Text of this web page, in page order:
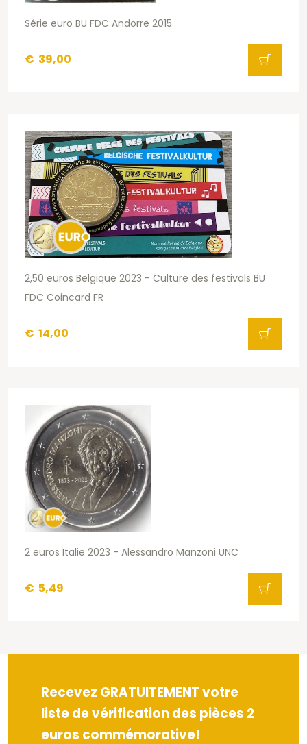
Série euro BU FDC Andorre 2015
€ 39,00
2,50 euros Belgique 2023 - Culture des festivals BU
FDC Coincard FR
€ 14,00
2 euros Italie 2023 - Alessandro Manzoni UNC
€ 5,49
Recevez GRATUITEMENT votre
liste de vérification des pièces 2
euros commémorative!